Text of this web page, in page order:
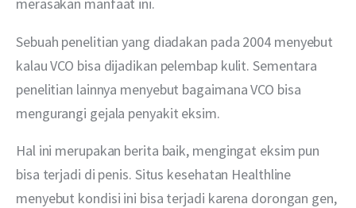
merasakan manfaat ini.
Sebuah penelitian yang diadakan pada 2004 menyebut
kalau VCO bisa dijadikan pelembap kulit. Sementara
penelitian lainnya menyebut bagaimana VCO bisa
mengurangi gejala penyakit eksim.
Hal ini merupakan berita baik, mengingat eksim pun
bisa terjadi di penis. Situs kesehatan Healthline
menyebut kondisi ini bisa terjadi karena dorongan gen,